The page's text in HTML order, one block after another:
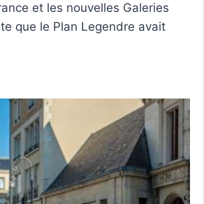
et les nouvelles Galeries
que le Plan Legendre avait